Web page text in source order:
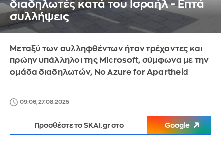
διαδηλωτές κατά του Ισραήλ - Επτά
συλλήψεις
Μεταξύ των συλληφθέντων ήταν τρέχοντες και
πρώην υπάλληλοι της Microsoft, σύμφωνα με την
ομάδα διαδηλωτών, No Azure for Apartheid
09:06, 27.08.2025
Προσθέστε το SKAI.gr στο Google